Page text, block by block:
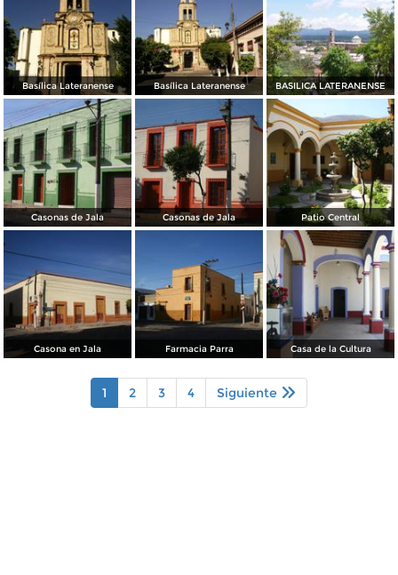
Basílica Lateranense Basílica Lateranense BASILICA LATERANENSE
Casonas de Jala Casonas de Jala Patio Central
Casona en Jala Farmacia Parra Casa de la Cultura
1 2 3 4 Siguiente